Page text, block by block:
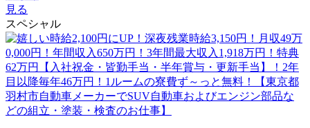
見る
スペシャル